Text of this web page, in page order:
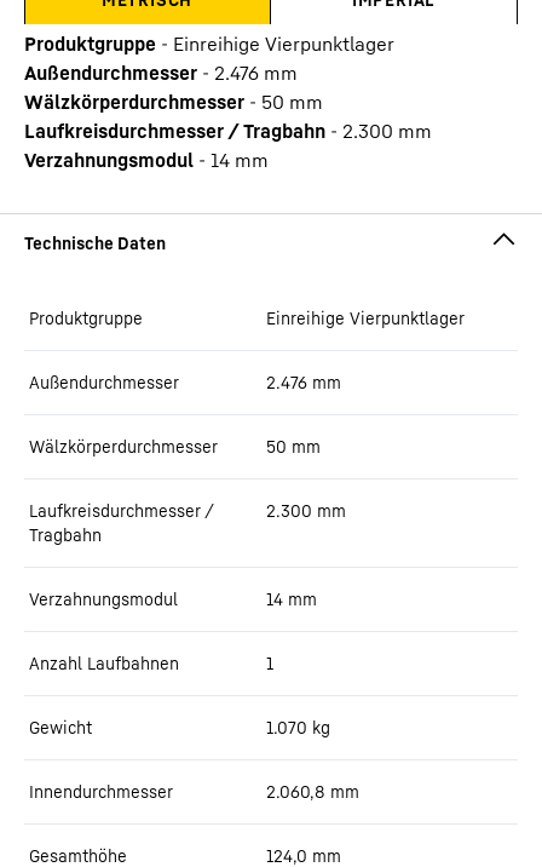
Produktgruppe - Einreihige Vierpunktlager
Außendurchmesser - 2.476 mm
Wälzkörperdurchmesser - 50 mm
Laufkreisdurchmesser / Tragbahn - 2.300 mm
Verzahnungsmodul - 14 mm
Produktgruppe Einreihige Vierpunktlager
Außendurchmesser 2.476 mm
Wälzkörperdurchmesser 50 mm
Laufkreisdurchmesser /
Tragbahn
2.300 mm
Verzahnungsmodul 14 mm
Anzahl Laufbahnen 1
Gewicht 1.070 kg
Innendurchmesser 2.060,8 mm
Gesamthöhe 124,0 mm